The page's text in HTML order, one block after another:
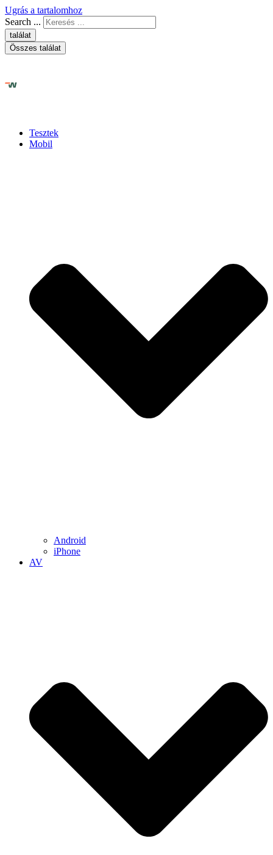
Ugrás a tartalomhoz
Search ...
találat
Összes találat
Tesztek
Mobil
Android
iPhone
AV